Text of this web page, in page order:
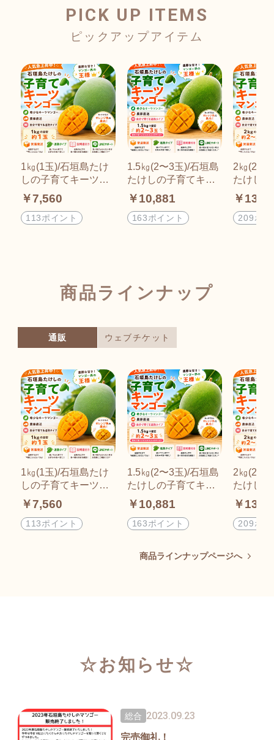
PICK UP ITEMS
1㎏(1玉)/石垣島たけ
しの子育てキーツマ
ンゴー(初心者不向き)
※支払い方法は商品
概要をよくご覧くだ
￥7,560
113ポイント
1.5㎏(2〜3玉)/石垣島
たけしの子育てキー
ツマンゴー／※支払
い方法は商品概要を
よくご覧ください
￥10,881
163ポイント
2㎏(2〜
たけし
ツマン
方法は
くご覧
￥
209ポイ
商品ラインナップ
通販 ウェブチケット
1㎏(1玉)/石垣島たけ
しの子育てキーツマ
ンゴー(初心者不向き)
※支払い方法は商品
概要をよくご覧くだ
￥7,560
113ポイント
1.5㎏(2〜3玉)/石垣島
たけしの子育てキー
ツマンゴー／※支払
い方法は商品概要を
よくご覧ください
￥10,881
163ポイント
2㎏(2〜
たけし
ツマン
方法は
くご覧
￥
209ポイ
商品ラインナップページへ
☆お知らせ☆
総合 2023.09.23
完売御礼！